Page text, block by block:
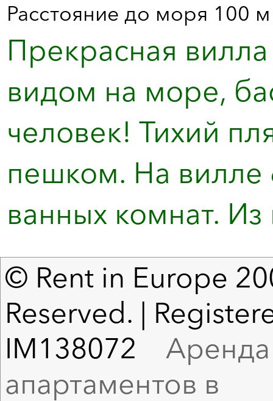
Расстояние до моря 100 м
Прекрасная
видом на море,
человек! Тихий
пешком. На вилле
ванных комнат. Из
© Rent in Europe
Reserved. |
IM138072 Аренда
апартаментов в